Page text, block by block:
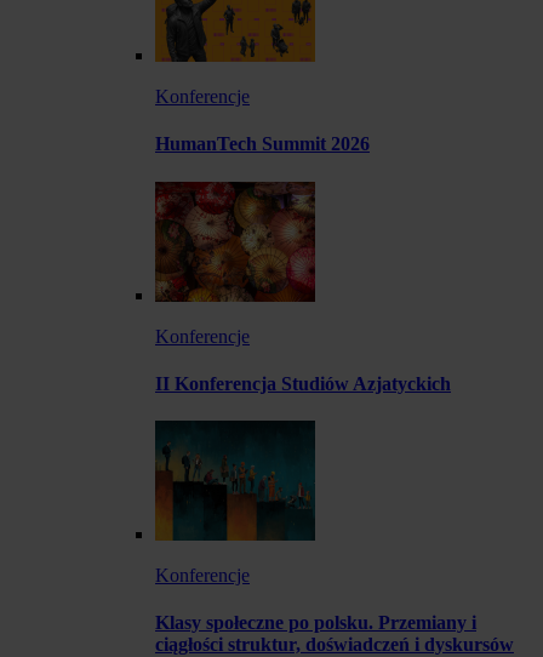
Konferencje
HumanTech Summit 2026
Konferencje
II Konferencja Studiów Azjatyckich
Konferencje
Klasy społeczne po polsku. Przemiany i
ciągłości struktur, doświadczeń i dyskursów